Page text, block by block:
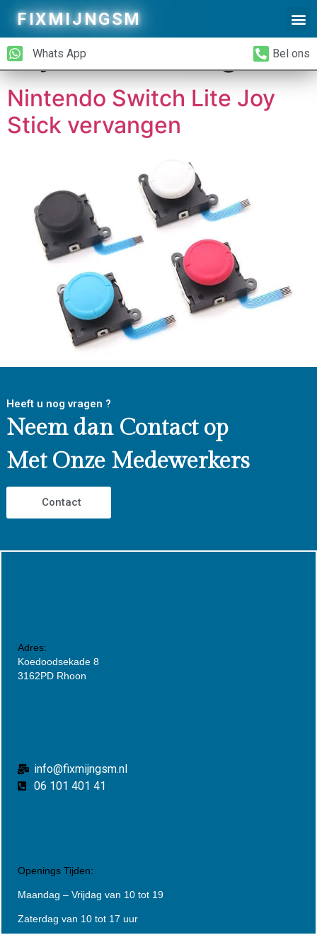
FIXMIJNGSM
Whats App Bel ons
Tax Reparatie:
Joystick vervangen
Nintendo Switch Lite Joy
Stick vervangen
Heeft u nog vragen ?
Neem dan Contact op
Met Onze Medewerkers
Contact
Openings Tijden:
Maandag – Vrijdag van 10 tot 19
Zaterdag van 10 tot 17 uur
info@fixmijngsm.nl
06 101 401 41
Adres:
Koedoodsekade 8
3162PD Rhoon